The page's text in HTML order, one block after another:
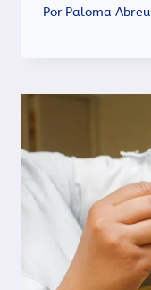
Por Paloma Abreu